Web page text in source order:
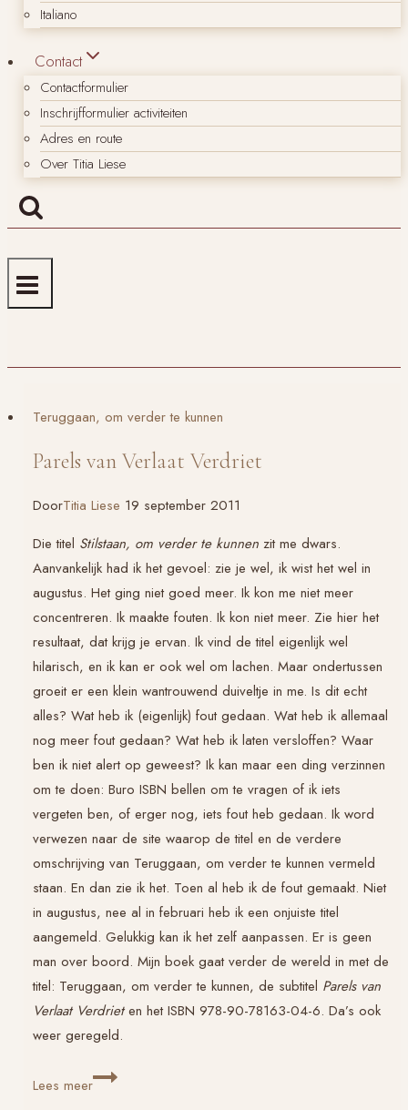
Italiano
Contact
Contactformulier
Inschrijfformulier activiteiten
Adres en route
Over Titia Liese
Teruggaan, om verder te kunnen
Parels van Verlaat Verdriet
DoorTitia Liese 19 september 2011
Die titel Stilstaan, om verder te kunnen zit me dwars.
Aanvankelijk had ik het gevoel: zie je wel, ik wist het wel in
augustus. Het ging niet goed meer. Ik kon me niet meer
concentreren. Ik maakte fouten. Ik kon niet meer. Zie hier het
resultaat, dat krijg je ervan. Ik vind de titel eigenlijk wel
hilarisch, en ik kan er ook wel om lachen. Maar ondertussen
groeit er een klein wantrouwend duiveltje in me. Is dit echt
alles? Wat heb ik (eigenlijk) fout gedaan. Wat heb ik allemaal
nog meer fout gedaan? Wat heb ik laten versloffen? Waar
ben ik niet alert op geweest? Ik kan maar een ding verzinnen
om te doen: Buro ISBN bellen om te vragen of ik iets
vergeten ben, of erger nog, iets fout heb gedaan. Ik word
verwezen naar de site waarop de titel en de verdere
omschrijving van Teruggaan, om verder te kunnen vermeld
staan. En dan zie ik het. Toen al heb ik de fout gemaakt. Niet
in augustus, nee al in februari heb ik een onjuiste titel
aangemeld. Gelukkig kan ik het zelf aanpassen. Er is geen
man over boord. Mijn boek gaat verder de wereld in met de
titel: Teruggaan, om verder te kunnen, de subtitel Parels van
Verlaat Verdrieten het ISBN 978-90-78163-04-6. Da’s ook
weer geregeld.
Lees meerParels